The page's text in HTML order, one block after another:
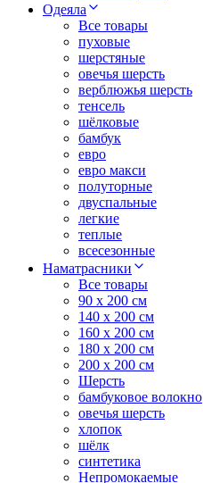
Одеяла
Все товары
пуховые
шерстяные
овечья шерсть
верблюжья шерсть
тенсель
шёлковые
бамбук
евро
евро макси
полуторные
двуспальные
легкие
теплые
всесезонные
Наматрасники
Все товары
90 x 200 см
140 x 200 см
160 x 200 см
180 x 200 см
200 x 200 см
Шерсть
бамбуковое волокно
овечья шерсть
хлопок
шёлк
синтетика
Непромокаемые